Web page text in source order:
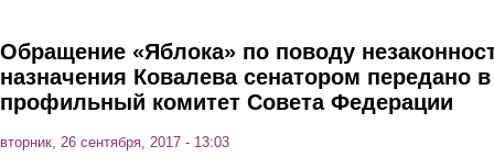
Обращение «Яблока» по поводу
назначения Ковалева сенатором передано в
профильный комитет Совета Федерации
вторник, 26 сентября, 2017 - 13:03